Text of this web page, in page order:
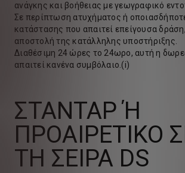
ανάγκης και βοήθειας με γεωγραφικό
Σε περίπτωση ατυχήματος ή
κατάστασης που απαιτεί επείγουσα
αποστολή της κατάλληλης υποστήριξης.
Διαθέσιμη 24 ώρες το 24ωρο, αυτή η
απαιτεί κανένα συμβόλαιο.(i)
ΣΤΑΝΤΑΡ Ή Π
ΡΟΑΙΡΕΤΙΚΟ
Η ΣΕΙΡΑ DS